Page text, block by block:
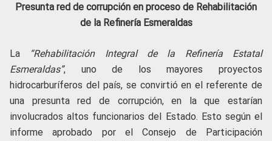
Presunta red de corrupción en proceso de Rehabilitación
de la Refinería Esmeraldas
La
“Rehabilitación Integral de la Refinería Estatal
Esmeraldas”, uno de los mayores proyectos
hidrocarburíferos del país, se convirtió en el referente de
una presunta red de corrupción, en la que estarían
involucrados altos funcionarios del Estado. Esto según el
informe aprobado por el Consejo de Participación